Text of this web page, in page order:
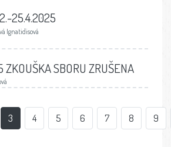
25.4.2025
Ignatidisová
SBORU ZRUŠENA
3 4 5 6 7 8 9